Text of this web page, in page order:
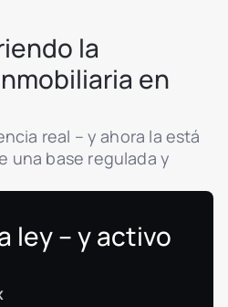
la
en
real – y ahora la está
una base regulada y
ley – y activo